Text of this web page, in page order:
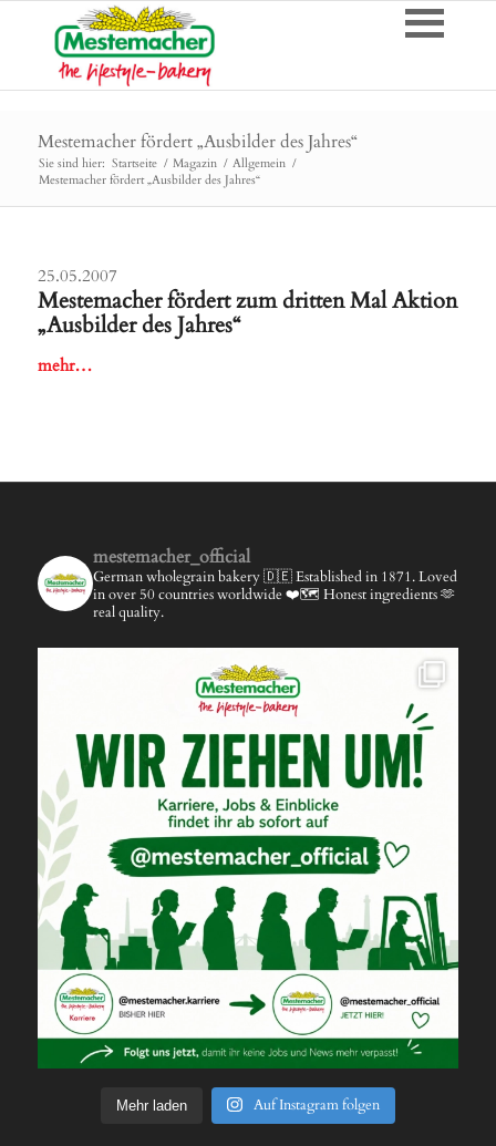
Mestemacher fördert „Ausbilder des Jahres“
Sie sind hier: Startseite / Magazin / Allgemein /
Mestemacher fördert „Ausbilder des Jahres“
25.05.2007
Mestemacher fördert zum dritten Mal Aktion
„Ausbilder des Jahres“
mehr…
mestemacher_official
German wholegrain bakery 🇩🇪Established in 1871.Loved
in over 50 countries worldwide ❤️🗺️ Honest ingredients 🫶
real quality.
Mehr laden Auf Instagram folgen